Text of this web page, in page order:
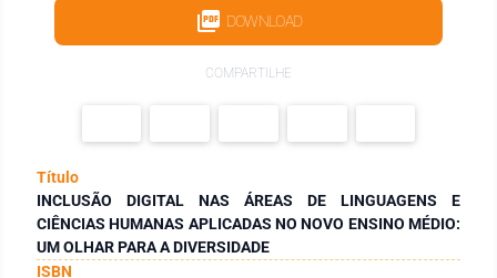
DOWNLOAD
COMPARTILHE
Título
INCLUSÃO DIGITAL NAS ÁREAS DE LINGUAGENS E
CIÊNCIAS HUMANAS APLICADAS NO NOVO ENSINO MÉDIO:
UM OLHAR PARA A DIVERSIDADE
ISBN